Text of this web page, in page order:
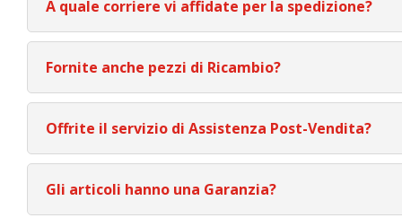
A quale corriere vi affidate per la spedizione?
Fornite anche pezzi di Ricambio?
Offrite il servizio di Assistenza Post-Vendita?
Gli articoli hanno una Garanzia?